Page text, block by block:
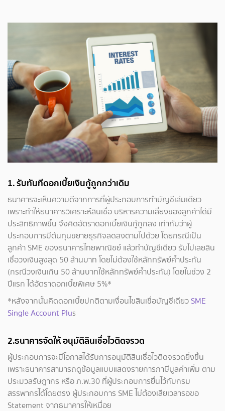
1. รับทันทีดอกเบี้ยเงินกู้ถูกกว่าเดิม
ธนาคารจะเห็นความดีจากการที่ผู้ประกอบการทำบัญชีเล่มเดียว
เพราะทำให้ธนาคารวิเคราะห์สินเชื่อ บริหารความเสี่ยงของลูกค้าได้มี
ประสิทธิภาพขึ้น จึงคิดอัตราดอกเบี้ยเงินกู้ถูกลง เท่ากับว่าผู้
ประกอบการมีต้นทุนขยายธุรกิจลดลงตามไปด้วย โดยกรณีเป็น
ลูกค้า SME ของธนาคารไทยพาณิชย์ แล้วทำบัญชีเดียว รับไปเลยสิน
เชื่อวงเงินสูงสุด 50 ล้านบาท โดยไม่ต้องใช้หลักทรัพย์ค้ำประกัน
(กรณีวงเงินเกิน 50 ล้านบาทใช้หลักทรัพย์ค้ำประกัน) โดยในช่วง 2
ปีแรก ได้อัตราดอกเบี้ยพิเศษ 5%*
*หลังจากนั้นคิดดอกเบี้ยปกติตามเงื่อนไขสินเชื่อบัญชีเดียว SME
Single Account Plus
2.ธนาคารจัดให้ อนุมัติสินเชื่อไวติดจรวด
ผู้ประกอบการจะมีโอกาสได้รับการอนุมัติสินเชื่อไวติดจรวดยิ่งขึ้น
เพราะธนาคารสามารถดูข้อมูลแบบแสดงรายการภาษีมูลค่าเพิ่ม ตาม
ประมวลรัษฎากร หรือ ภ.พ.30 ที่ผู้ประกอบการยื่นไว้กับกรม
สรรพากรได้โดยตรง ผู้ประกอบการ SME ไม่ต้องเสียเวลารอขอ
Statement จากธนาคารให้เหนื่อย